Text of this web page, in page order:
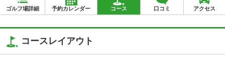
ゴルフ場詳細 予約カレンダー コース 口コミ アクセス
コースレイアウト